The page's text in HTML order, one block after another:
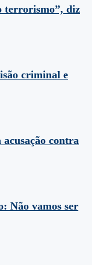
terrorismo”, diz
criminal e
contra
Não vamos ser